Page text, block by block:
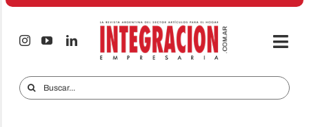
Saltar
Buscar: